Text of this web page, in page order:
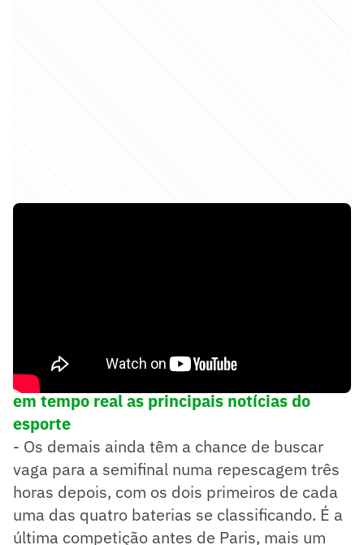
➡️Siga o Lance! no WhatsApp e acompanhe
em tempo real as principais notícias do
esporte
- Os demais ainda têm a chance de buscar
vaga para a semifinal numa repescagem três
horas depois, com os dois primeiros de cada
uma das quatro baterias se classificando. É a
última competição antes de Paris, mais um